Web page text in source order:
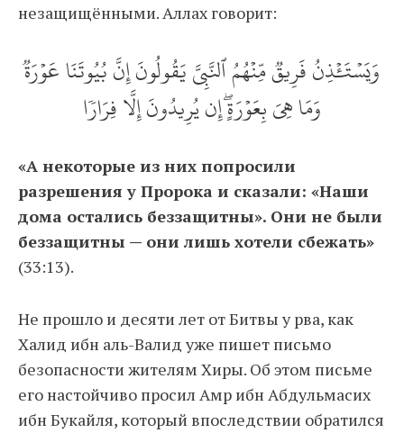
незащищёнными. Аллах говорит:
وَيَسۡتَ‍ٔۡذِنُ فَرِيقٞ مِّنۡهُمُ ٱلنَّبِيَّ يَقُولُونَ إِنَّ بُيُوتَنَا عَوۡرَةٞ
وَمَا هِيَ بِعَوۡرَةٍۖ إِن يُرِيدُونَ إِلَّا فِرَارٗا
«А некоторые из них попросили
разрешения у Пророка и сказали: «Наши
дома остались беззащитны». Они не были
беззащитны — они лишь хотели сбежать»
(33:13).
Не прошло и десяти лет от Битвы у рва, как
Халид ибн аль-Валид уже пишет письмо
безопасности жителям Хиры. Об этом письме
его настойчиво просил Амр ибн Абдульмасих
ибн Букайля, который впоследствии обратился